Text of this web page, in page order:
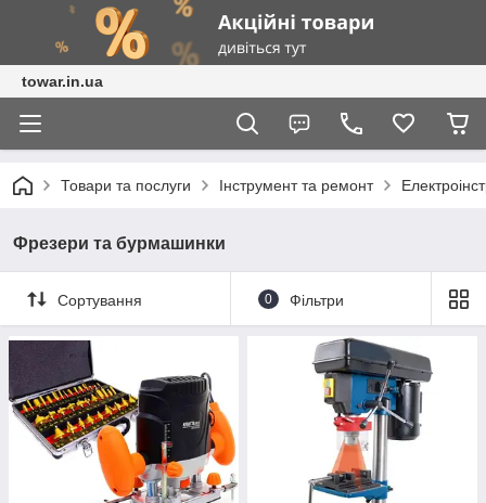
towar.in.ua
Товари та послуги Інструмент та ремонт
Фрезери та бурмашинки
Сортування 0 Фільтри